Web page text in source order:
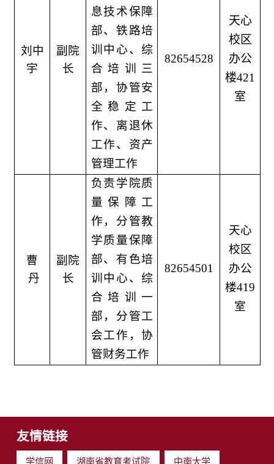
刘中
宇
副院
长
息技术保障
部、铁路培
训中心、综
合培训三
部 ，协管安
全稳定工
作、离退休
工作、资产
管理工作
82654528
天心
校区
办公
楼421
室
曹
丹
副院
长
负责学院质
量保障工
作，分管教
学质量保障
部、有色培
训中心、综
合培训一
部，分管工
会工作，协
管财务工作
82654501
天心
校区
办公
楼419
室
友情链接
学信网 湖南省教育考试院 中南大学